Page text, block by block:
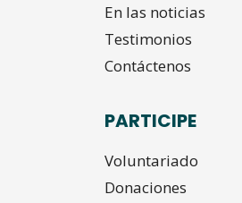
En las noticias
Testimonios
Contáctenos
PARTICIPE
Voluntariado
Donaciones